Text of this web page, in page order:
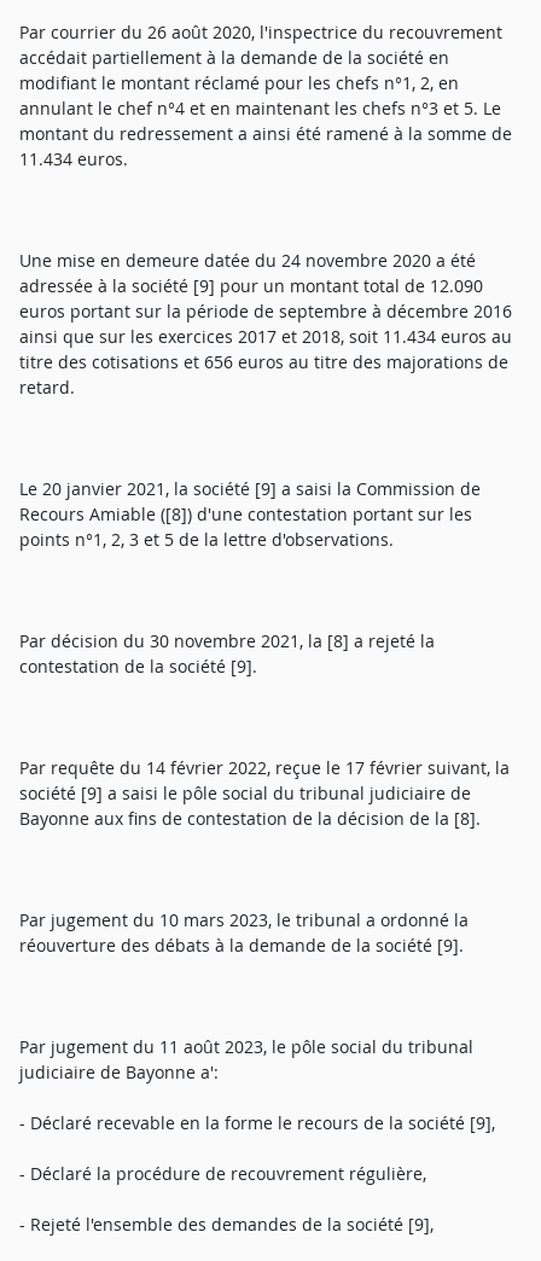
Par courrier du 26 août 2020, l'inspectrice du recouvrement
accédait partiellement à la demande de la société en
modifiant le montant réclamé pour les chefs n°1, 2, en
annulant le chef n°4 et en maintenant les chefs n°3 et 5. Le
montant du redressement a ainsi été ramené à la somme de
11.434 euros.
Une mise en demeure datée du 24 novembre 2020 a été
adressée à la société [9] pour un montant total de 12.090
euros portant sur la période de septembre à décembre 2016
ainsi que sur les exercices 2017 et 2018, soit 11.434 euros au
titre des cotisations et 656 euros au titre des majorations de
retard.
Le 20 janvier 2021, la société [9] a saisi la Commission de
Recours Amiable ([8]) d'une contestation portant sur les
points n°1, 2, 3 et 5 de la lettre d'observations.
Par décision du 30 novembre 2021, la [8] a rejeté la
contestation de la société [9].
Par requête du 14 février 2022, reçue le 17 février suivant, la
société [9] a saisi le pôle social du tribunal judiciaire de
Bayonne aux fins de contestation de la décision de la [8].
Par jugement du 10 mars 2023, le tribunal a ordonné la
réouverture des débats à la demande de la société [9].
Par jugement du 11 août 2023, le pôle social du tribunal
judiciaire de Bayonne a':
- Déclaré recevable en la forme le recours de la société [9],
- Déclaré la procédure de recouvrement régulière,
- Rejeté l'ensemble des demandes de la société [9],